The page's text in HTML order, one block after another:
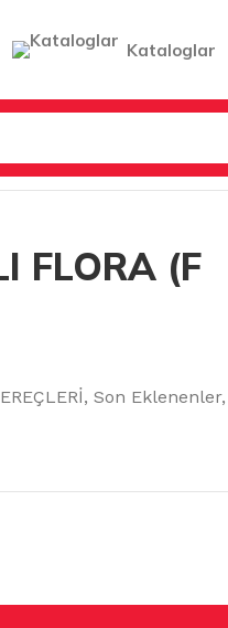
Kataloglar
FLORA (F
, Son Eklenenler,